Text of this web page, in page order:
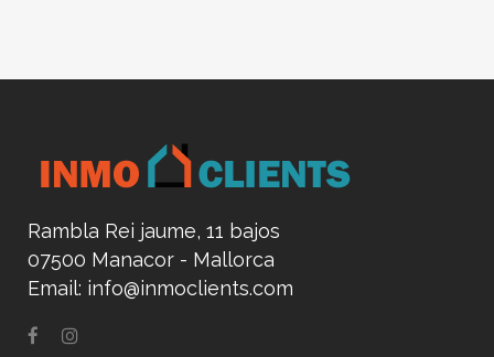
Rambla Rei jaume, 11 bajos
07500 Manacor - Mallorca
Email: info@inmoclients.com